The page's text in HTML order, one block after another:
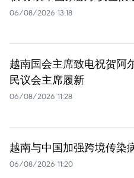
06/08/2026 13:18
越南国会主席致电祝贺阿
民议会主席履新
06/08/2026 11:28
越南与中国加强跨境传染
06/08/2026 11:20